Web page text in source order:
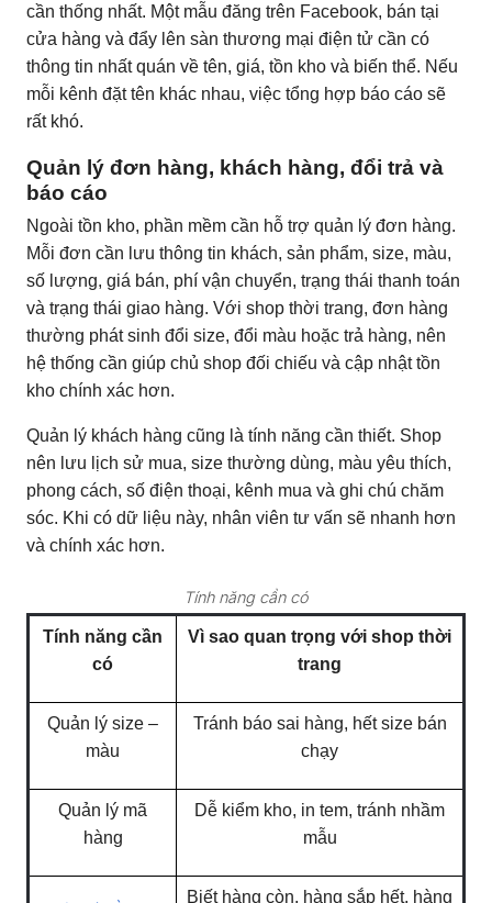
cần thống nhất. Một mẫu đăng trên Facebook, bán tại
cửa hàng và đẩy lên sàn thương mại điện tử cần có
thông tin nhất quán về tên, giá, tồn kho và biến thể. Nếu
mỗi kênh đặt tên khác nhau, việc tổng hợp báo cáo sẽ
rất khó.
Quản lý đơn hàng, khách hàng, đổi trả và
báo cáo
Ngoài tồn kho, phần mềm cần hỗ trợ quản lý đơn hàng.
Mỗi đơn cần lưu thông tin khách, sản phẩm, size, màu,
số lượng, giá bán, phí vận chuyển, trạng thái thanh toán
và trạng thái giao hàng. Với shop thời trang, đơn hàng
thường phát sinh đổi size, đổi màu hoặc trả hàng, nên
hệ thống cần giúp chủ shop đối chiếu và cập nhật tồn
kho chính xác hơn.
Quản lý khách hàng cũng là tính năng cần thiết. Shop
nên lưu lịch sử mua, size thường dùng, màu yêu thích,
phong cách, số điện thoại, kênh mua và ghi chú chăm
sóc. Khi có dữ liệu này, nhân viên tư vấn sẽ nhanh hơn
và chính xác hơn.
Tính năng cần có
Tính năng cần
có
Vì sao quan trọng với shop thời
trang
Quản lý size –
màu
Tránh báo sai hàng, hết size bán
chạy
Quản lý mã
hàng
Dễ kiểm kho, in tem, tránh nhầm
mẫu
Biết hàng còn, hàng sắp hết, hàng